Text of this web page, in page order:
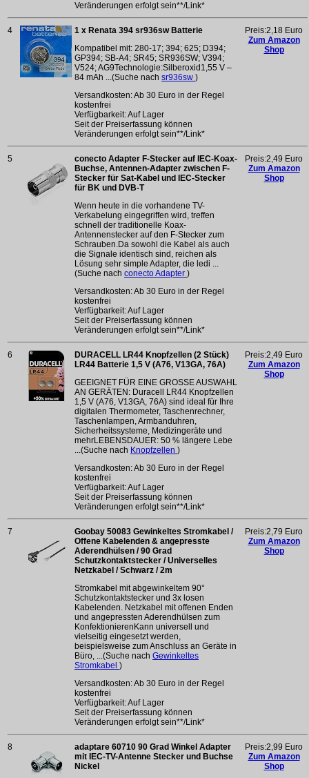
Veränderungen erfolgt sein**/Link*
4
1 x Renata 394 sr936sw Batterie
Kompatibel mit: 280-17; 394; 625; D394;
GP394; SB-A4; SR45; SR936SW; V394;
V524; AG9Technologie:Silberoxid1,55 V –
84 mAh ...(Suche nach sr936sw )
Versandkosten: Ab 30 Euro in der Regel
kostenfrei
Verfügbarkeit: Auf Lager
Seit der Preiserfassung können
Veränderungen erfolgt sein**/Link*
Preis:2,18 Euro
Zum Amazon
Shop
5
conecto Adapter F-Stecker auf IEC-Koax-
Buchse, Antennen-Adapter zwischen F-
Stecker für Sat-Kabel und IEC-Stecker
für BK und DVB-T
Wenn heute in die vorhandene TV-
Verkabelung eingegriffen wird, treffen
schnell der traditionelle Koax-
Antennenstecker auf den F-Stecker zum
Schrauben.Da sowohl die Kabel als auch
die Signale identisch sind, reichen als
Lösung sehr simple Adapter, die ledi ...
(Suche nach conecto Adapter )
Versandkosten: Ab 30 Euro in der Regel
kostenfrei
Verfügbarkeit: Auf Lager
Seit der Preiserfassung können
Veränderungen erfolgt sein**/Link*
Preis:2,49 Euro
Zum Amazon
Shop
6
DURACELL LR44 Knopfzellen (2 Stück)
LR44 Batterie 1,5 V (A76, V13GA, 76A)
GEEIGNET FÜR EINE GROSSE AUSWAHL
AN GERÄTEN: Duracell LR44 Knopfzellen
1,5 V (A76, V13GA, 76A) sind ideal für Ihre
digitalen Thermometer, Taschenrechner,
Taschenlampen, Armbanduhren,
Sicherheitssysteme, Medizingeräte und
mehrLEBENSDAUER: 50 % längere Lebe
...(Suche nach Knopfzellen )
Versandkosten: Ab 30 Euro in der Regel
kostenfrei
Verfügbarkeit: Auf Lager
Seit der Preiserfassung können
Veränderungen erfolgt sein**/Link*
Preis:2,49 Euro
Zum Amazon
Shop
7
Goobay 50083 Gewinkeltes Stromkabel /
Offene Kabelenden & angepresste
Aderendhülsen / 90 Grad
Schutzkontaktstecker / Universelles
Netzkabel / Schwarz / 2m
Stromkabel mit abgewinkeltem 90°
Schutzkontaktstecker und 3x losen
Kabelenden. Netzkabel mit offenen Enden
und angepressten Aderendhülsen zum
KonfektionierenKann universell und
vielseitig eingesetzt werden,
beispielsweise zum Anschluss an Geräte in
Büro, ...(Suche nach Gewinkeltes
Stromkabel )
Versandkosten: Ab 30 Euro in der Regel
kostenfrei
Verfügbarkeit: Auf Lager
Seit der Preiserfassung können
Veränderungen erfolgt sein**/Link*
Preis:2,79 Euro
Zum Amazon
Shop
8
adaptare 60710 90 Grad Winkel Adapter
mit IEC-TV-Antenne Stecker und Buchse
Nickel
Preis:2,99 Euro
Zum Amazon
Shop